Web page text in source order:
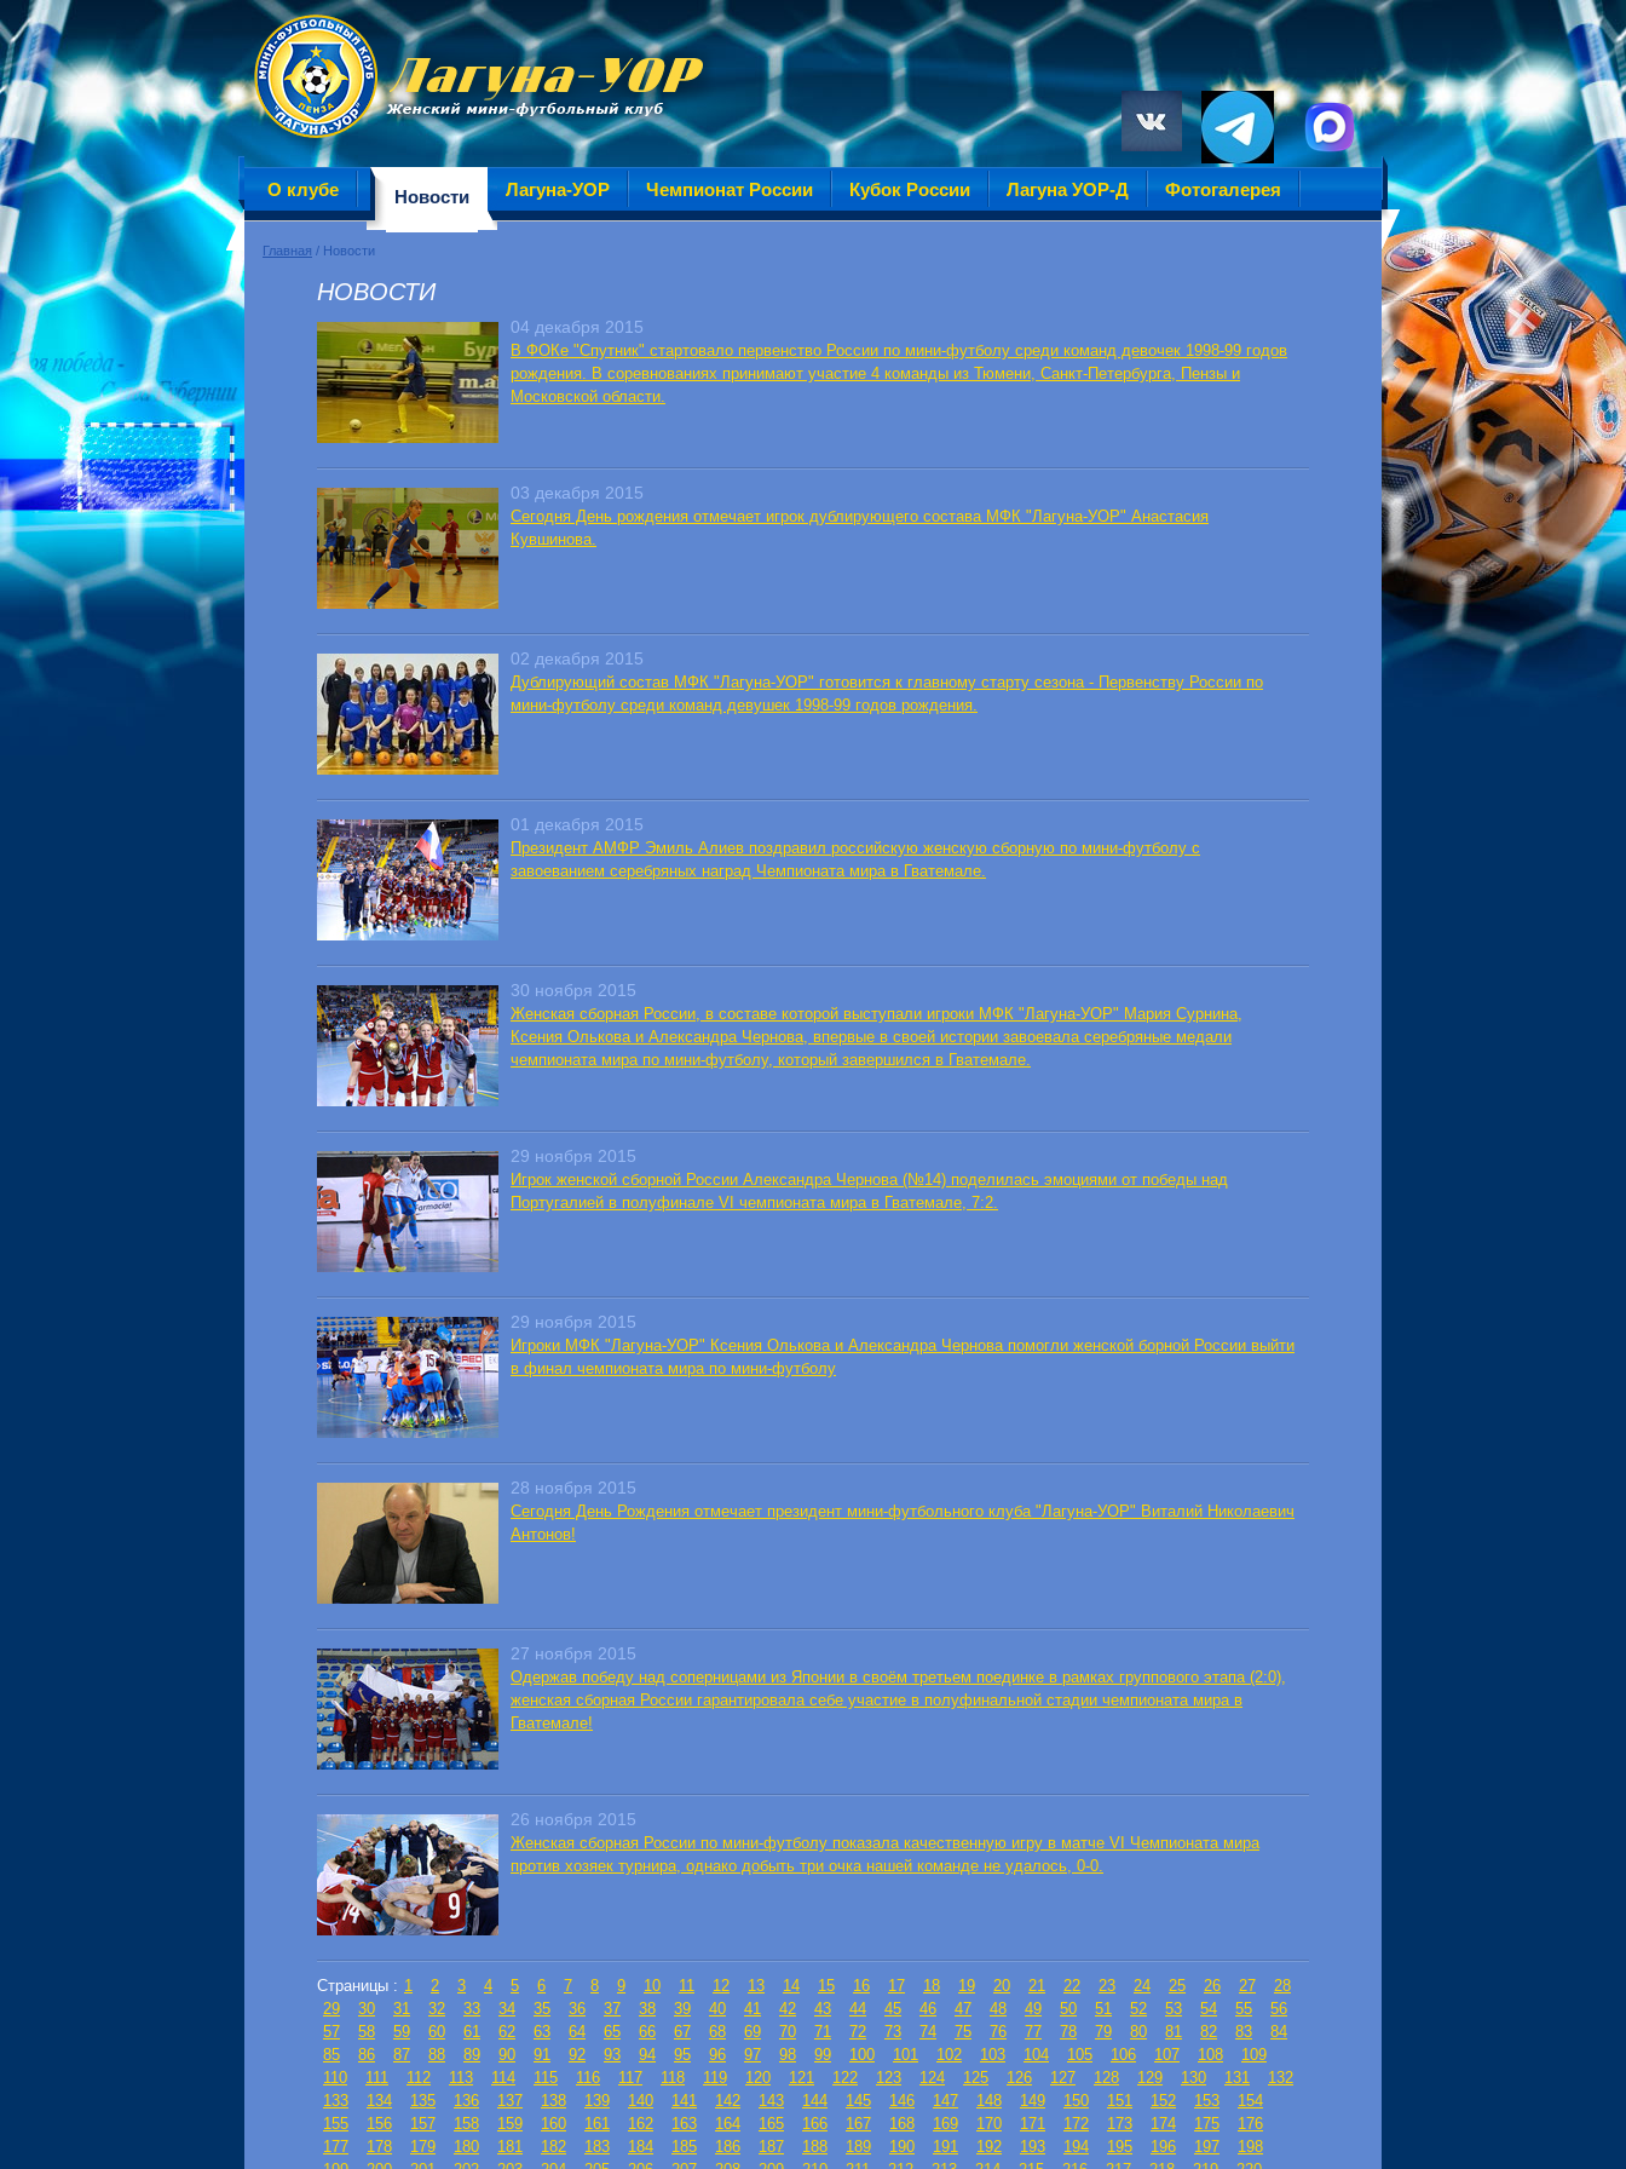
О клубе Новости Лагуна-УОР Чемпионат России Кубок России Лагуна УОР-Д Фотогалерея
Главная / Новости
НОВОСТИ
04 декабря 2015
В ФОКе "Спутник" стартовало первенство России по мини-футболу среди команд девочек 1998-99 годов
рождения. В соревнованиях принимают участие 4 команды из Тюмени, Санкт-Петербурга, Пензы и
Московской области.
03 декабря 2015
Сегодня День рождения отмечает игрок дублирующего состава МФК "Лагуна-УОР" Анастасия
Кувшинова.
02 декабря 2015
Дублирующий состав МФК "Лагуна-УОР" готовится к главному старту сезона - Первенству России по
мини-футболу среди команд девушек 1998-99 годов рождения.
01 декабря 2015
Президент АМФР Эмиль Алиев поздравил российскую женскую сборную по мини-футболу с
завоеванием серебряных наград Чемпионата мира в Гватемале.
30 ноября 2015
Женская сборная России, в составе которой выступали игроки МФК "Лагуна-УОР" Мария Сурнина,
Ксения Олькова и Александра Чернова, впервые в своей истории завоевала серебряные медали
чемпионата мира по мини-футболу, который завершился в Гватемале.
29 ноября 2015
Игрок женской сборной России Александра Чернова (№14) поделилась эмоциями от победы над
Португалией в полуфинале VI чемпионата мира в Гватемале, 7:2.
29 ноября 2015
Игроки МФК "Лагуна-УОР" Ксения Олькова и Александра Чернова помогли женской борной России выйти
в финал чемпионата мира по мини-футболу
28 ноября 2015
Сегодня День Рождения отмечает президент мини-футбольного клуба "Лагуна-УОР" Виталий Николаевич
Антонов!
27 ноября 2015
Одержав победу над соперницами из Японии в своём третьем поединке в рамках группового этапа (2:0),
женская сборная России гарантировала себе участие в полуфинальной стадии чемпионата мира в
Гватемале!
26 ноября 2015
Женская сборная России по мини-футболу показала качественную игру в матче VI Чемпионата мира
против хозяек турнира, однако добыть три очка нашей команде не удалось, 0-0.
Страницы : 1 2 3 4 5 6 7 8 9 10 11 12 13 14 15 16 17 18 19 20 21 22 23 24 25 26 27
28
29
30 31 32 33 34 35 36 37 38 39 40 41 42 43 44 45 46 47 48 49 50 51 52 53 54 55
56
57
58 59 60 61 62 63 64 65 66 67 68 69 70 71 72 73 74 75 76 77 78 79 80 81 82 83
84
85
86 87 88 89 90 91 92 93 94 95 96 97 98 99 100 101 102 103 104 105 106 107 108
109
110
111 112 113 114 115 116 117 118 119 120 121 122 123 124 125 126 127 128 129 130 131
132
133
134 135 136 137 138 139 140 141 142 143 144 145 146 147 148 149 150 151 152 153
154
155
156 157 158 159 160 161 162 163 164 165 166 167 168 169 170 171 172 173 174 175
176
177
178 179 180 181 182 183 184 185 186 187 188 189 190 191 192 193 194 195 196 197
198